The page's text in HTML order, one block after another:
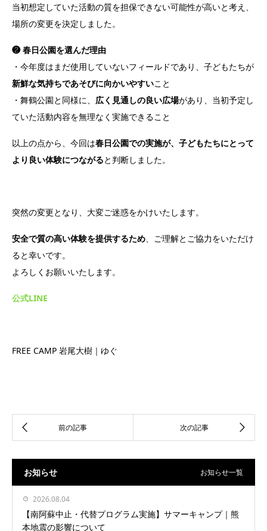
当初想定していた活動の質を担保できない可能性が高いと考え、
場所の変更を決定しました。
❷ 春日公園を選んだ理由
・今年度はまだ使用していないフィールドであり、子どもたちが
新鮮な気持ちであそびに向かいやすいこと
・舞鶴公園と同様に、 広く見通しの良い広場があり、当初予定し
ていた活動内容を無理なく実施できること
以上の点から、今回は春日公園での実施が、子どもたちにとって
より良い体験につながると判断しました。
突然の変更となり、大変ご迷惑をかけいたします。
安全で質の高い体験を提供するため 、ご理解とご協力をいただけ
ると幸いです。
よろしくお願いいたします。
公式LINE
FREE CAMP 岩尾大樹｜ゆぐ
お知らせ お知らせ一覧
2026.08.04
【南阿蘇中止・代替プログラム実施】サマーキャンプ｜熊
本地震の影響について